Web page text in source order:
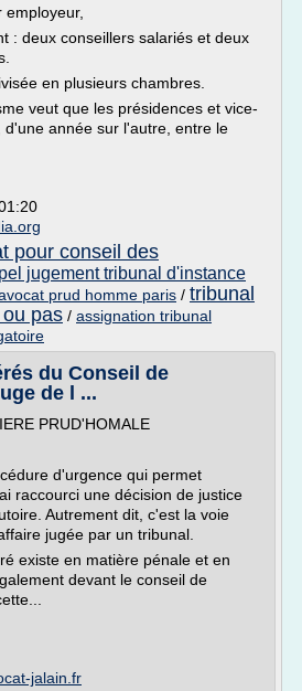
: deux conseillers salariés et deux
en plusieurs chambres.
veut que les présidences et vice-
d'une année sur l'autre, entre le
pour conseil des
jugement tribunal d'instance
prud homme paris / tribunal
pas / assignation tribunal
du Conseil de
de l ...
PRUD'HOMALE
d'urgence qui permet
raccourci une décision de justice
Autrement dit, c'est la voie
jugée par un tribunal.
existe en matière pénale et en
devant le conseil de
jalain.fr